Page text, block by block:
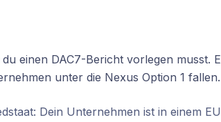
einen DAC7-Bericht vorlegen musst.
unter die Nexus Option 1 fallen.
Dein Unternehmen ist in einem